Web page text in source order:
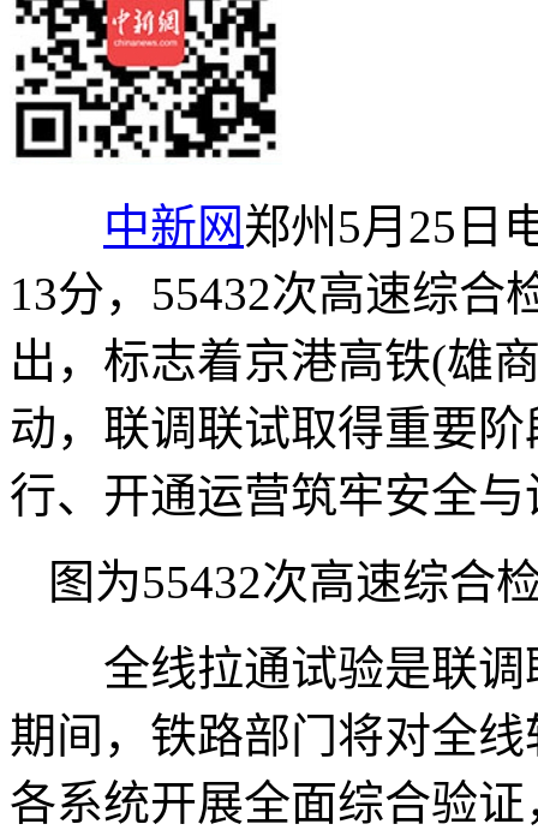
中新网郑州5月25日
13分，55432次高速综合
出，标志着京港高铁(雄
动，联调联试取得重要
行、开通运营筑牢安全
图为55432次高速综合
全线拉通试验是联调
期间，铁路部门将对全
各系统开展全面综合验